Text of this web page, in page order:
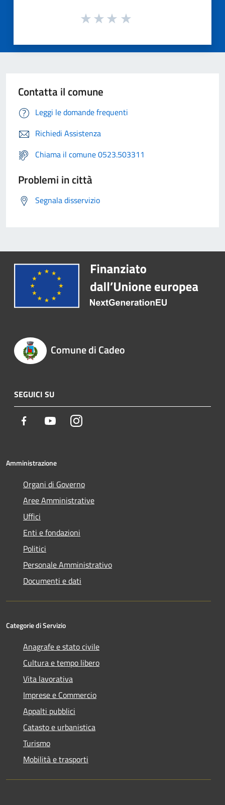
Contatta il comune
Leggi le domande frequenti
Richiedi Assistenza
Chiama il comune 0523.503311
Problemi in città
Segnala disservizio
Comune di Cadeo
SEGUICI SU
Facebook YoutubeInstagram
Amministrazione
Organi di Governo
Aree Amministrative
Uffici
Enti e fondazioni
Politici
Personale Amministrativo
Documenti e dati
Categorie di Servizio
Anagrafe e stato civile
Cultura e tempo libero
Vita lavorativa
Imprese e Commercio
Appalti pubblici
Catasto e urbanistica
Turismo
Mobilità e trasporti